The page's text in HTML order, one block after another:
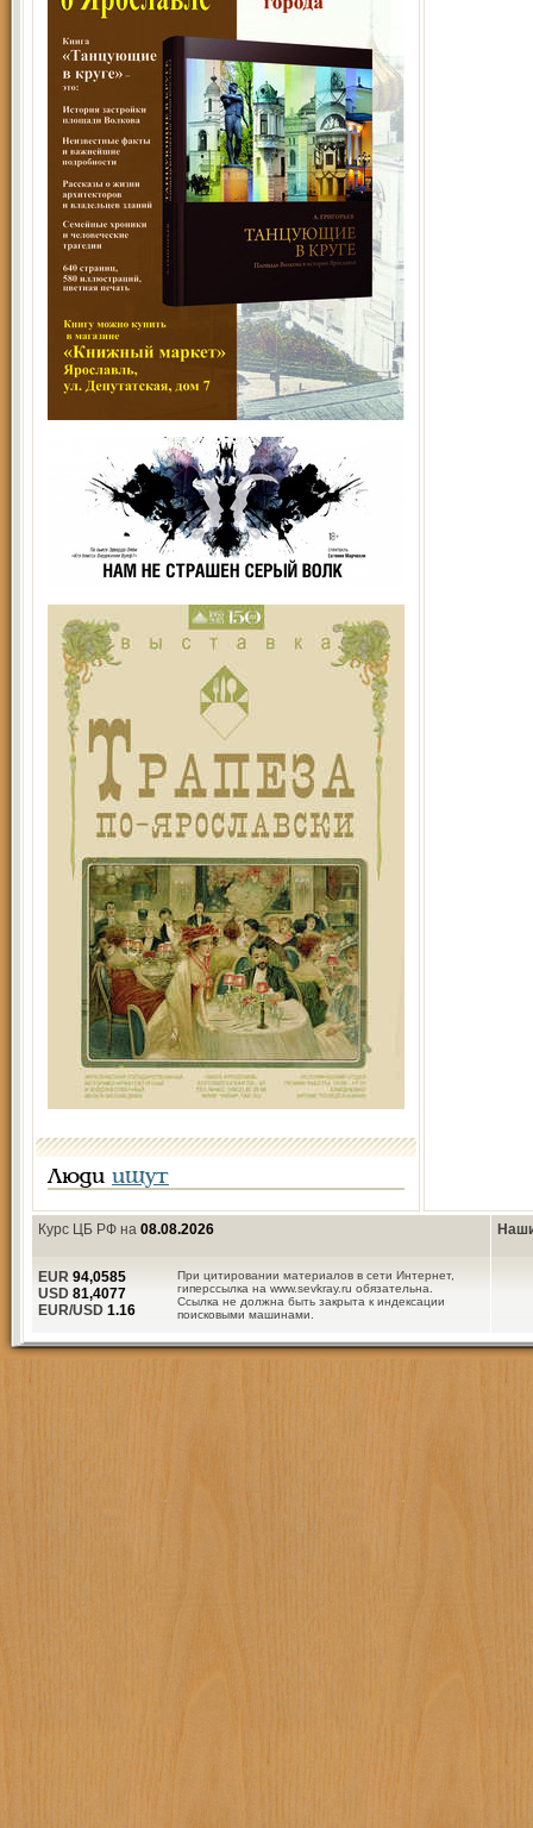
Люди ищут
Курс ЦБ РФ на 08.08.2026
При цитировании материалов в сети Интернет,
гиперссылка на www.sevkray.ru обязательна.
Ссылка не должна быть закрыта к индексации
поисковыми машинами.
EUR 94,0585
USD 81,4077
EUR/USD 1.16